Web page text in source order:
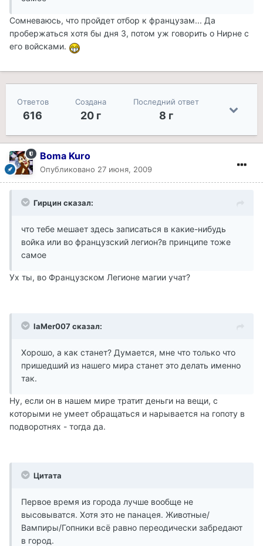
Сомневаюсь, что пройдет отбор к французам... Да
пробержаться хотя бы дня 3, потом уж говорить о Нирне с
его войсками.
Ответов
616
Создана
20 г
Последний ответ
8 г
Boma Kuro
Опубликовано 27 июня, 2009
Гирцин сказал:
что тебе мешает здесь записаться в какие-нибудь
войка или во французский легион?в принципе тоже
самое
Ух ты, во Французском Легионе магии учат?
laMer007 сказал:
Хорошо, а как станет? Думается, мне что только что
пришедший из нашего мира станет это делать именно
так.
Ну, если он в нашем мире тратит деньги на вещи, с
которыми не умеет обращаться и нарывается на гопоту в
подворотнях - тогда да.
Цитата
Первое время из города лучше вообще не
высовыватся. Хотя это не панацея. Животные/
Вампиры/Гопники всё равно переодически забредают
в город.